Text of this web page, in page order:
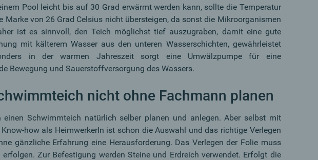
Pool leicht bis auf 30 Grad erwärmt werden kann, sollte die Temperatur
Marke von 26 Grad Celsius nicht übersteigen, da sonst die Mikroorganismen
ist es sinnvoll, den Teich möglichst tief auszugraben, damit eine gute
mit kälterem Wasser aus den unteren Wasserschichten, gewährleistet
in der warmen Jahreszeit sorgt eine Umwälzpumpe für eine
Bewegung und Sauerstoffversorgung des Wassers.
nicht ohne Fachmann planen
einen Schwimmteich natürlich selber planen und anlegen. Aber selbst mit
how als HeimwerkerIn ist schon die Auswahl und das richtige Verlegen
gänzliche Erfahrung eine Herausforderung. Das Verlegen der Folie muss
erfolgen. Zur Befestigung werden Steine und Erdreich verwendet. Erfolgt die